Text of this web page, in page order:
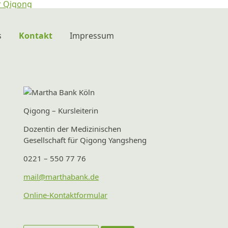
Kontakt Impressum
Qigong – Kursleiterin
Dozentin der Medizinischen
Gesellschaft für Qigong Yangsheng
0221 – 550 77 76
mail@marthabank.de
Online-Kontaktformular